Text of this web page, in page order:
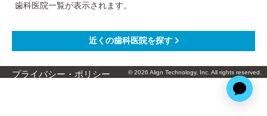
歯科医院一覧が表示されます。
プライバシー・ポリシー © 2026 Align Technology, Inc. All rights reserved.